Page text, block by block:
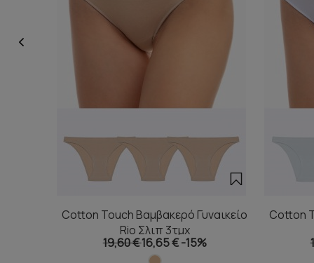
Cotton Touch Βαμβακερό Γυναικείο
Rio Σλιπ 3τμχ
19,60 €16,65 €-15%
Cotton